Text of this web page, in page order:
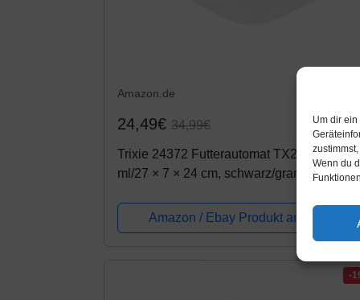
Um dir
Wenn du
Amazon.de
24,49€ 34,99€
Trixie 24372 Futterautomat TX2, 2 × 300
ml/27 × 7 × 24 cm, schwarz/granit
Amazon / Ebay Produkt ansehen*
-